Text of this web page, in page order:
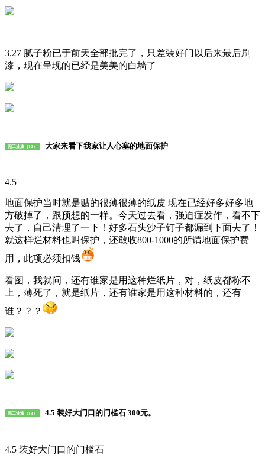
3.27 腻子粉已于前天全部批完了，只差装好门以后来最后刷
漆，现在呈现的已经是美美的白墙了
泥工油漆（12） 大家来看下我家让人心塞的地面保护
4.5
地面保护当时就是贴的很薄很薄的纸皮 现在已经好多好多地
方破掉了，跟预想的一样。今天过去看，强迫症发作，看不下
去了，自己清理了一下！好多石头沙子钉子都漏到下面去了！
就这样烂材料也叫保护，还敢收800-1000的所谓地面保护费
用，此项必须扣钱
看图，我就问，还有谁家是用这种烂纸片，对，纸皮都称不
上，薄死了，就是纸片，还有谁家是用这种材料的，还有
谁？？？
泥工油漆（13） 4.5 装好大门口的门槛石 300元。
4.5 装好大门口的门槛石